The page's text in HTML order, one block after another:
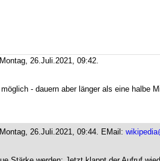
26.Juli.2021, 09:42.
- dauern aber länger als eine halbe
26.Juli.2021, 09:44. EMail: